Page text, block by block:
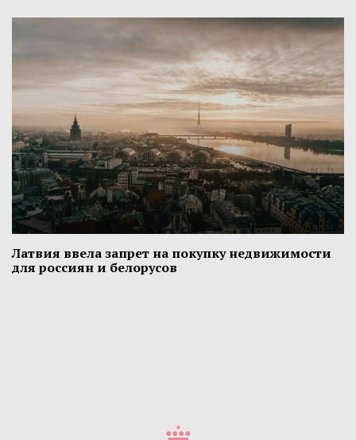
Латвия ввела запрет на покупку недвижимости
для россиян и белорусов